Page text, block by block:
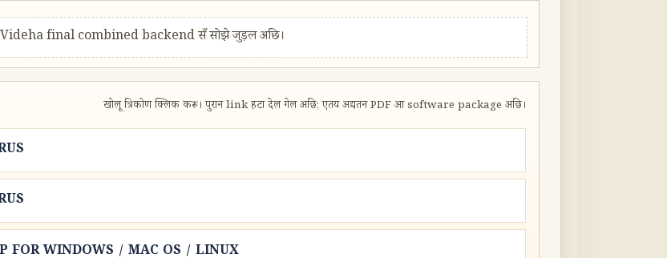
final combined backend सँ सोझे जुड़ल अछि।
खोलू त्रिकोण क्लिक करू। पुरान link हटा देल गेल अछि; एतय अद्यतन PDF आ software package अछि।
FOR WINDOWS / MAC OS / LINUX